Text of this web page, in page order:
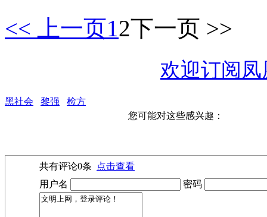
<< 上一页12下一页 >>
欢迎订阅
黑社会 黎强
检方
您可能对这些感兴趣：
共有评论0条
点击查看
用户名
密码